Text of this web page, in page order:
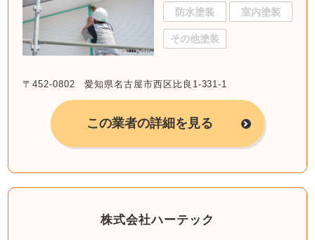
防水塗装 室内塗装
その他塗装
〒452-0802 愛知県名古屋市西区比良1-331-1
この業者の詳細を見る
株式会社ハーテック